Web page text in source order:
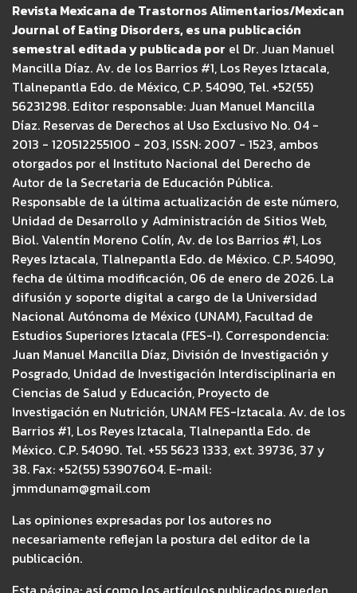
Revista Mexicana de Trastornos Alimentarios/Mexican
Journal of Eating Disorders, es una publicación
semestral editada y publicada por el Dr. Juan Manuel
Mancilla Díaz. Av. de los Barrios #1, Los Reyes Iztacala,
Tlalnepantla Edo. de México, C.P. 54090, Tel. +52(55)
56231298. Editor responsable: Juan Manuel Mancilla
Díaz. Reservas de Derechos al Uso Exclusivo No. 04 -
2013 - 120512255100 - 203, ISSN: 2007 - 1523, ambos
otorgados por el Instituto Nacional del Derecho de
Autor de la Secretaria de Educación Pública.
Responsable de la última actualización de este número,
Unidad de Desarrollo y Administración de Sitios Web,
Biol. Valentín Moreno Colín, Av. de los Barrios #1, Los
Reyes Iztacala, Tlalnepantla Edo. de México. C.P. 54090,
fecha de última modificación, 06 de enero de 2026. La
difusión y soporte digital a cargo de la Universidad
Nacional Autónoma de México (UNAM), Facultad de
Estudios Superiores Iztacala (FES-I). Correspondencia:
Juan Manuel Mancilla Díaz, División de Investigación y
Posgrado, Unidad de Investigación Interdisciplinaria en
Ciencias de Salud y Educación, Proyecto de
Investigación en Nutrición, UNAM FES-Iztacala. Av. de los
Barrios #1, Los Reyes Iztacala, Tlalnepantla Edo. de
México. C.P. 54090. Tel. +55 5623 1333, ext. 39736, 37 y
38. Fax: +52(55) 53907604. E-mail:
jmmdunam@gmail.com
Las opiniones expresadas por los autores no
necesariamente reflejan la postura del editor de la
publicación.